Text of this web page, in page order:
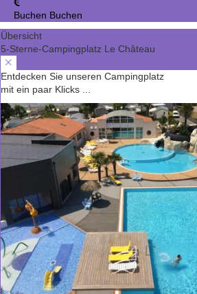
Buchen Buchen
Übersicht
5-Sterne-Campingplatz Le Château
Entdecken Sie unseren Campingplatz
mit ein paar Klicks ...